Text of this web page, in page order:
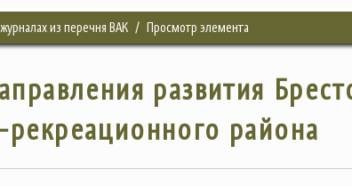
журналах из перечня ВАК Просмотр элемента
развития
рекреационного района